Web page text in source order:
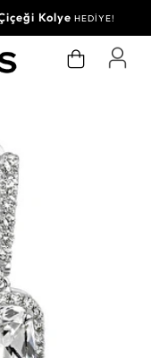
Kolye HEDİYE!